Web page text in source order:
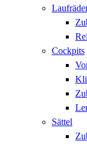
Cockpits
Sättel